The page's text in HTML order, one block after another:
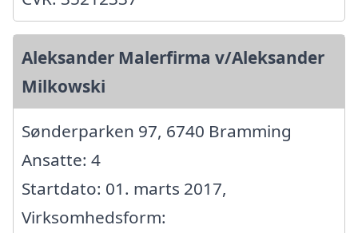
Aleksander Malerfirma v/Aleksander
Milkowski
Sønderparken 97, 6740 Bramming
Ansatte: 4
Startdato: 01. marts 2017,
Virksomhedsform: